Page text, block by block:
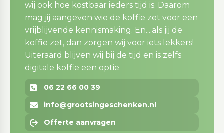
wij ook hoe kostbaar ieders tijd is. Daarom
mag jij aangeven wie de koffie zet voor een
vrijblijvende kennismaking. En....als jij de
koffie zet, dan zorgen wij voor iets lekkers!
Uiteraard blijven wij bij de tijd en is zelfs
digitale koffie een optie.
06 22 66 00 39
info@grootsingeschenken.nl
Offerte aanvragen